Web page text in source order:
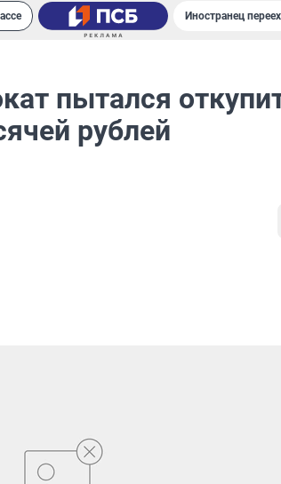
Иностранец
пытался
рублей